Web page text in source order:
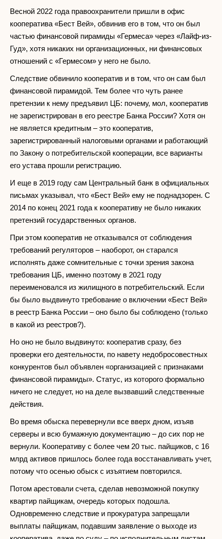
Весной 2022 года правоохранители пришли в офис
кооператива «Бест Вей», обвинив его в том, что он был
частью финансовой пирамиды «Гермеса» через «Лайф-из-
Гуд», хотя никаких ни организационных, ни финансовых
отношений с «Гермесом» у него не было.
Следствие обвинило кооператив и в том, что он сам был
финансовой пирамидой. Тем более что чуть ранее
претензии к нему предъявил ЦБ: почему, мол, кооператив
не зарегистрирован в его реестре Банка России? Хотя он
не является кредитным – это кооператив,
зарегистрированный налоговыми органами и работающий
по Закону о потребительской кооперации, все варианты
его устава прошли регистрацию.
И еще в 2019 году сам Центральный банк в официальных
письмах указывал, что «Бест Вей» ему не поднадзорен. С
2014 по конец 2021 года к кооперативу не было никаких
претензий государственных органов.
При этом кооператив не отказывался от соблюдения
требований регуляторов – наоборот, он старался
исполнять даже сомнительные с точки зрения закона
требования ЦБ, именно поэтому в 2021 году
переименовался из жилищного в потребительский. Если
бы было выдвинуто требование о включении «Бест Вей»
в реестр Банка России – оно было бы соблюдено (только
в какой из реестров?).
Но оно не было выдвинуто: кооператив сразу, без
проверки его деятельности, по навету недобросовестных
конкурентов был объявлен «организацией с признаками
финансовой пирамиды». Статус, из которого формально
ничего не следует, но на деле вызвавший следственные
действия.
Во время обыска перевернули все вверх дном, изъяв
серверы и всю бумажную документацию – до сих пор не
вернули. Кооперативу с более чем 20 тыс. пайщиков, с 16
млрд активов пришлось более года восстанавливать учет,
потому что осенью обыск с изъятием повторился.
Потом арестовали счета, сделав невозможной покупку
квартир пайщикам, очередь которых подошла.
Одновременно следствие и прокуратура запрещали
выплаты пайщикам, подавшим заявление о выходе из